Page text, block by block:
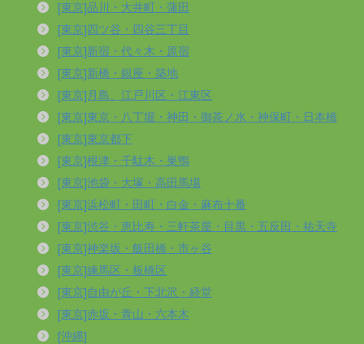
[東京]品川・大井町・蒲田
[東京]四ツ谷・四谷三丁目
[東京]新宿・代々木・原宿
[東京]新橋・銀座・築地
[東京]月島、江戸川区・江東区
[東京]東京・八丁堀・神田・御茶ノ水・神保町・日本橋
[東京]東京都下
[東京]根津・千駄木・巣鴨
[東京]池袋・大塚・高田馬場
[東京]浜松町・田町・白金・麻布十番
[東京]渋谷・恵比寿・三軒茶屋・目黒・五反田・祐天寺
[東京]神楽坂・飯田橋・市ヶ谷
[東京]練馬区・板橋区
[東京]自由が丘・下北沢・経堂
[東京]赤坂・青山・六本木
[沖縄]